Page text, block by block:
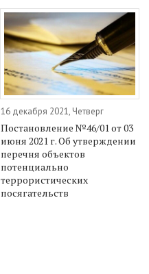
16 декабря 2021, Четверг
Постановление №46/01 от 03
июня 2021 г. Об утверждении
перечня объектов
потенциально
террористических
посягательств